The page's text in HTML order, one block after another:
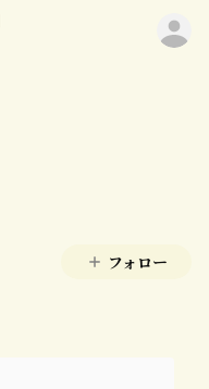
フォロー